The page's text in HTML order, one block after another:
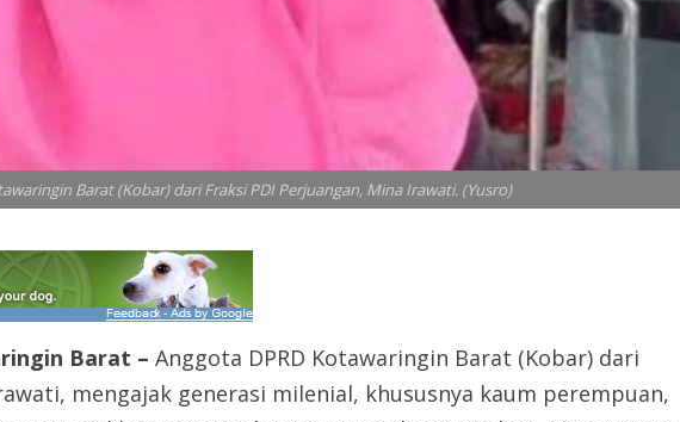
Barat (Kobar) dari Fraksi PDI Perjuangan, Mina Irawati. (Yusro)
Barat – Anggota DPRD Kotawaringin Barat (Kobar) dari
mengajak generasi milenial, khususnya kaum perempuan,